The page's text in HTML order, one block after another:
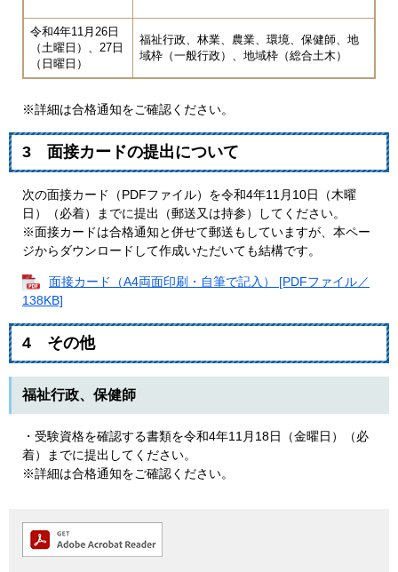
令和4年11月26日
（土曜日）、27日
（日曜日）
福祉行政、林業、農業、環境、保健師、地
域枠（一般行政）、地域枠（総合土木）
※詳細は合格通知をご確認ください。
3 面接カードの提出について
次の面接カード（PDFファイル）を令和4年11月10日（木曜
日）（必着）までに提出（郵送又は持参）してください。
※面接カードは合格通知と併せて郵送もしていますが、本ペー
ジからダウンロードして作成いただいても結構です。
面接カード（A4両面印刷・自筆で記入） [PDFファイル／
138KB]
4 その他
福祉行政、保健師
・受験資格を確認する書類を令和4年11月18日（金曜日）（必
着）までに提出してください。
※詳細は合格通知をご確認ください。